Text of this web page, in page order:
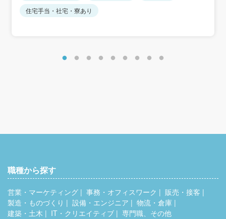
■昇給あり
■賞与あり（業績に応じて支給）年2回（2月、8月）※2024
住宅手当・社宅・寮あり
職種から探す
営業・マーケティング 事務・オフィスワーク
販売・接客
製造・ものづくり
設備・エンジニア
物流・倉庫
建築・土木
IT・クリエイティブ 専門職、その他